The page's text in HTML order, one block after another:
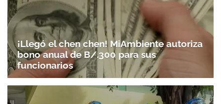
¡Llegó el chen chen! MiAmbiente autoriza
bono anual de B/.300 para sus
funcionarios